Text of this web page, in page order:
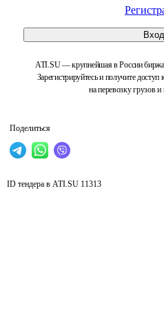
Вход
ATI.SU — крупнейшая в России биржа
Зарегистрируйтесь и получите
на перевозку грузов и
Поделиться
ID тендера в ATI.SU 11313